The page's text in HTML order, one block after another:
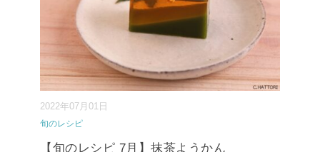
2022年07月01日
旬のレシピ
【旬のレシピ 7月】抹茶ようかん